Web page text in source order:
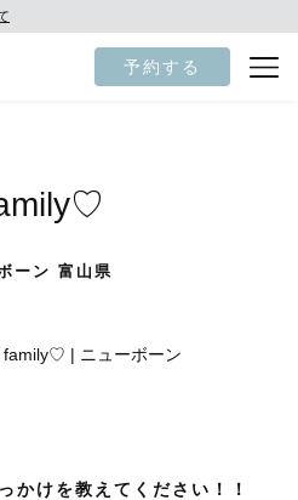
予約する
ーン 富山県
かけを教えてください！！